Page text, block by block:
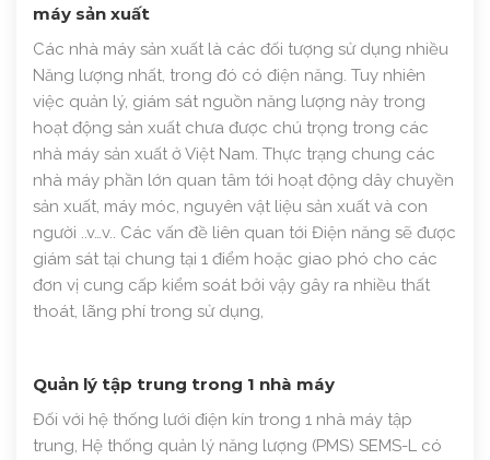
máy sản xuất
Các nhà máy sản xuất là các đối tượng sử dụng nhiều
Năng lượng nhất, trong đó có điện năng. Tuy nhiên
việc quản lý, giám sát nguồn năng lượng này trong
hoạt động sản xuất chưa được chú trọng trong các
nhà máy sản xuất ở Việt Nam. Thực trạng chung các
nhà máy phần lớn quan tâm tới hoạt động dây chuyền
sản xuất, máy móc, nguyên vật liệu sản xuất và con
người ..v…v.. Các vấn đề liên quan tới Điện năng sẽ được
giám sát tại chung tại 1 điểm hoặc giao phó cho các
đơn vị cung cấp kiểm soát bởi vậy gây ra nhiều thất
thoát, lãng phí trong sử dụng,
Quản lý tập trung trong 1 nhà máy
Đối với hệ thống lưới điện kín trong 1 nhà máy tập
trung, Hệ thống quản lý năng lượng (PMS) SEMS-L có